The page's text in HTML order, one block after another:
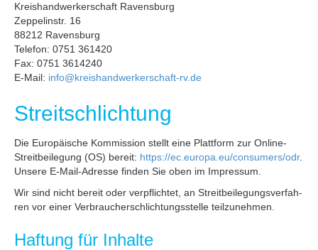
Kreis­hand­wer­ker­schaft Ravens­burg
Zep­pe­lin­str. 16
88212 Ravens­burg
Tele­fon: 0751 361420
Fax: 0751 3614240
E‑Mail: info@kreishandwerkerschaft-rv.de
Streit­schlich­tung
Die Euro­päi­sche Kom­mis­si­on stellt eine Platt­form zur Online-
Streit­bei­le­gung (OS) bereit: https://ec.europa.eu/consumers/odr.
Unse­re E‑Mail-Adres­se fin­den Sie oben im Impres­sum.
Wir sind nicht bereit oder ver­pflich­tet, an Streit­bei­le­gungs­ver­fah­
ren vor einer Ver­brau­cher­schlich­tungs­stel­le teil­zu­neh­men.
Haf­tung für Inhal­te